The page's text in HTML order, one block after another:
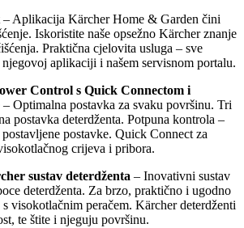
– Aplikacija Kärcher Home & Garden čini
Iskoristite naše opsežno Kärcher znanje
Praktična cjelovita usluga – sve
aplikaciji i našem servisnom portalu.
Control s Quick Connectom i
– Optimalna postavka za svaku površinu. Tri
postavka deterdženta. Potpuna kontrola –
postavke. Quick Connect za
crijeva i pribora.
sustav deterdženta – Inovativni sustav
deterdženta. Za brzo, praktično i ugodno
s visokotlačnim peračem. Kärcher deterdženti
te štite i njeguju površinu.